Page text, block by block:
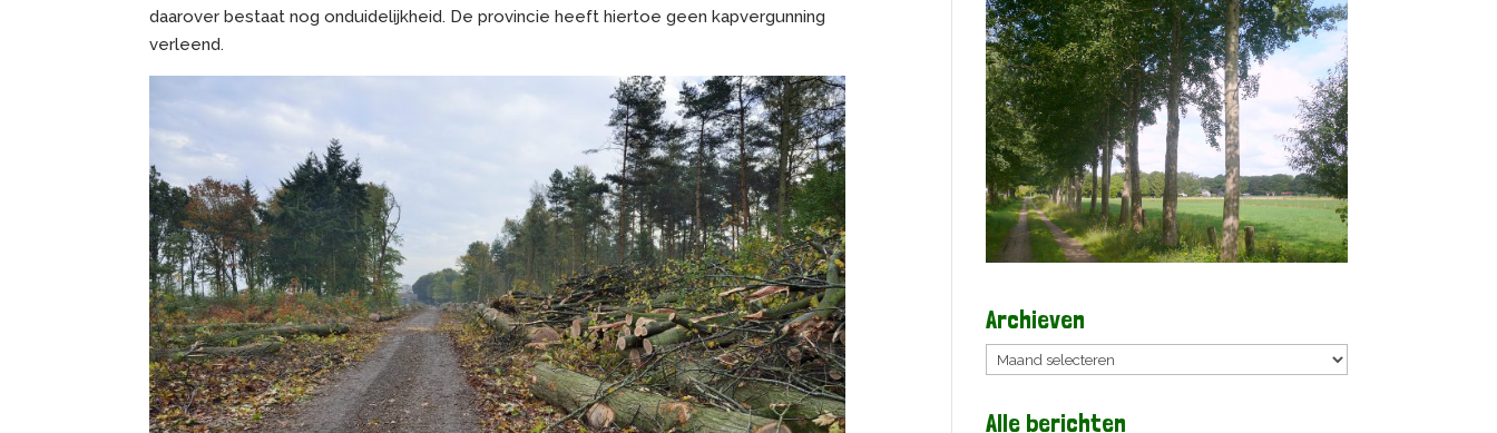
daarover bestaat nog onduidelijkheid. De provincie heeft hiertoe geen kapvergunning
verleend.
Archieven
Archieven
Alle berichten